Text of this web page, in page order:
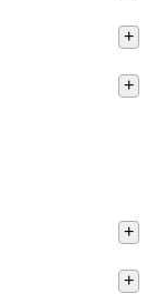
+
+
+
+